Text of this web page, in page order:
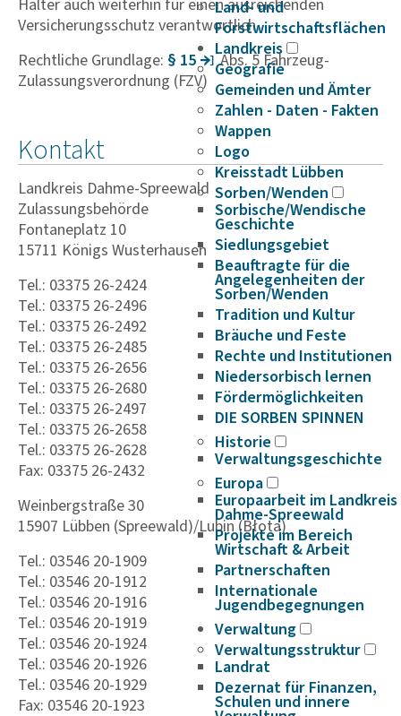
Land- und
Forstwirtschaftsflächen
Landkreis
Geografie
Gemeinden und Ämter
Zahlen - Daten - Fakten
Wappen
Logo
Kreisstadt Lübben
Sorben/Wenden
Sorbische/Wendische
Geschichte
Siedlungsgebiet
Beauftragte für die
Angelegenheiten der
Sorben/Wenden
Tradition und Kultur
Bräuche und Feste
Rechte und Institutionen
Niedersorbisch lernen
Fördermöglichkeiten
DIE SORBEN SPINNEN
Historie
Verwaltungsgeschichte
Europa
Europaarbeit im Landkreis
Dahme-Spreewald
Projekte im Bereich
Wirtschaft & Arbeit
Partnerschaften
Internationale
Jugendbegegnungen
Verwaltung
Verwaltungsstruktur
Landrat
Dezernat für Finanzen,
Schulen und innere
Halter auch weiterhin für einen ausreichenden
Versicherungsschutz verantwortlich.
Rechtliche Grundlage: § 15
Abs. 5 Fahrzeug-
Zulassungsverordnung (FZV)
Kontakt
Landkreis Dahme-Spreewald
Zulassungsbehörde
Fontaneplatz 10
15711 Königs Wusterhausen
Tel.: 03375 26-2424
Tel.: 03375 26-2496
Tel.: 03375 26-2492
Tel.: 03375 26-2485
Tel.: 03375 26-2656
Tel.: 03375 26-2680
Tel.: 03375 26-2497
Tel.: 03375 26-2658
Tel.: 03375 26-2628
Fax: 03375 26-2432
Weinbergstraße 30
15907 Lübben (Spreewald)/Lubin (Błota)
Tel.: 03546 20-1909
Tel.: 03546 20-1912
Tel.: 03546 20-1916
Tel.: 03546 20-1919
Tel.: 03546 20-1924
Tel.: 03546 20-1926
Tel.: 03546 20-1929
Fax: 03546 20-1923